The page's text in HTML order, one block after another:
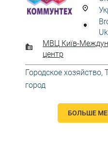
МВЦ Київ-
центр
Городское хозяйство,
город
БОЛЬШЕ